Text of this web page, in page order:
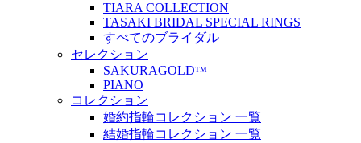
TIARA COLLECTION
TASAKI BRIDAL SPECIAL RINGS
すべてのブライダル
セレクション
SAKURAGOLDᵀᴹ
PIANO
コレクション
婚約指輪コレクション 一覧
結婚指輪コレクション 一覧